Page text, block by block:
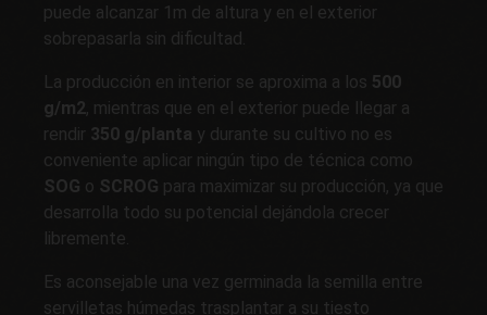
puede alcanzar 1m de altura y en el exterior
sobrepasarla sin dificultad.
La producción en interior se aproxima a los 500
g/m2, mientras que en el exterior puede llegar a
rendir 350 g/planta y durante su cultivo no es
conveniente aplicar ningún tipo de técnica como
SOG o SCROG para maximizar su producción, ya que
desarrolla todo su potencial dejándola crecer
libremente.
Es aconsejable una vez germinada la semilla entre
servilletas húmedas trasplantar a su tiesto